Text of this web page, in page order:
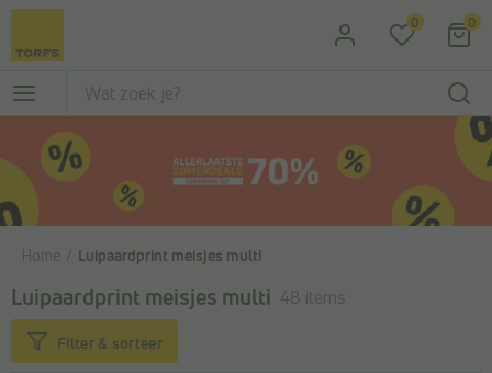
Ga naar de hoofdinhoud 0 0
Home Luipaardprint meisjes multi
Luipaardprint meisjes multi 48 items
Filter & sorteer